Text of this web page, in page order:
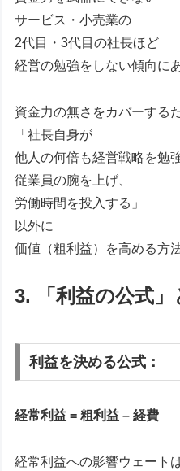
サービス・小売業の
2代目・3代目の社長ほど
経営の勉強をしない傾向に
資金力の無さをカバーする
「社長自身が
他人の何倍も経営戦略を勉
従業員の腕を上げ、
労働時間を投入する」
以外に
価値（粗利益）を高める方
3. 「利益の公式」
利益を決める公式：
経常利益 = 粗利益 – 経費
経常利益への影響ウェートは